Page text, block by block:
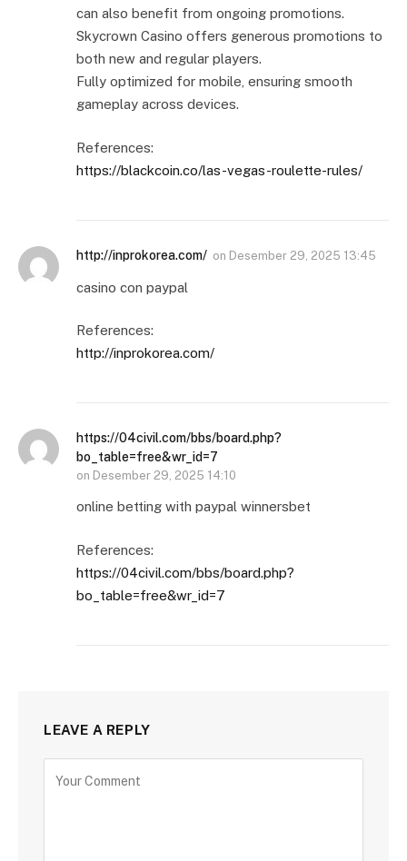
can also benefit from ongoing promotions.
Skycrown Casino offers generous promotions to
both new and regular players.
Fully optimized for mobile, ensuring smooth
gameplay across devices.
References:
https://blackcoin.co/las-vegas-roulette-rules/
http://inprokorea.com/ on Desember 29, 2025 13:45
casino con paypal
References:
http://inprokorea.com/
https://04civil.com/bbs/board.php?
bo_table=free&wr_id=7
on Desember 29, 2025 14:10
online betting with paypal winnersbet
References:
https://04civil.com/bbs/board.php?
bo_table=free&wr_id=7
LEAVE A REPLY